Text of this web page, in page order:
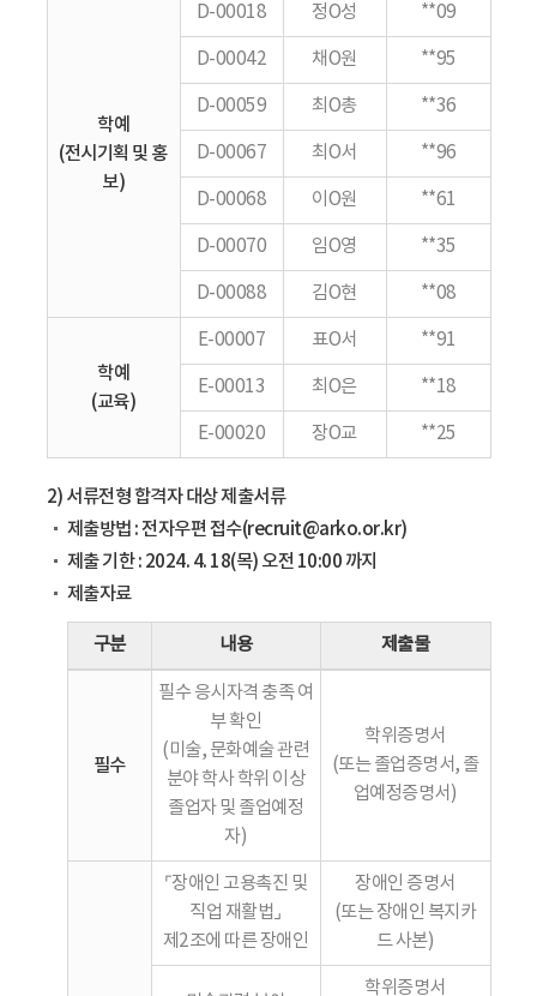
학예
(전시기획 및 홍
보)
D-00018 정O성 **09
D-00042 채O원 **95
D-00059 최O총 **36
D-00067 최O서 **96
D-00068 이O원 **61
D-00070 임O영 **35
D-00088 김O현 **08
학예
(교육)
E-00007 표O서 **91
E-00013 최O은 **18
E-00020 장O교 **25
2) 서류전형 합격자 대상 제출서류
제출방법 : 전자우편 접수(recruit@arko.or.kr)
제출 기한 : 2024. 4. 18(목) 오전 10:00 까지
제출자료
구분 내용 제출물
필수
필수 응시자격 충족 여
부 확인
(미술, 문화예술 관련
분야 학사 학위 이상
졸업자 및 졸업예정
자)
학위증명서
(또는 졸업증명서, 졸
업예정증명서)
⌜장애인 고용촉진 및
직업 재활법⌟
제2조에 따른 장애인
장애인 증명서
(또는 장애인 복지카
드 사본)
학위증명서